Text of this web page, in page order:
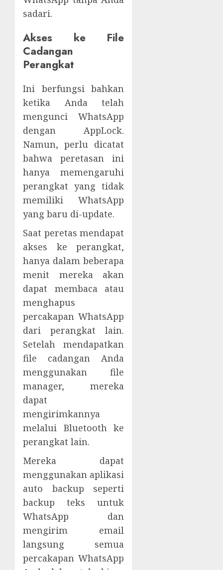
sadari.
Akses ke File
Cadangan
Perangkat
Ini berfungsi bahkan
ketika Anda telah
mengunci WhatsApp
dengan AppLock.
Namun, perlu dicatat
bahwa peretasan ini
hanya memengaruhi
perangkat yang tidak
memiliki WhatsApp
yang baru di-update.
Saat peretas mendapat
akses ke perangkat,
hanya dalam beberapa
menit mereka akan
dapat membaca atau
menghapus
percakapan WhatsApp
dari perangkat lain.
Setelah mendapatkan
file cadangan Anda
menggunakan file
manager, mereka
dapat
mengirimkannya
melalui Bluetooth ke
perangkat lain.
Mereka dapat
menggunakan aplikasi
auto backup seperti
backup teks untuk
WhatsApp dan
mengirim email
langsung semua
percakapan WhatsApp